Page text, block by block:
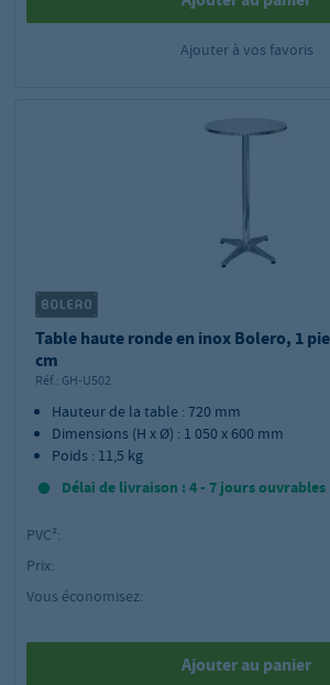
Ajouter à vos favoris
Table haute ronde en inox Bolero, 1
cm
Réf.: GH-U502
Hauteur de la table : 720 mm
Dimensions (H x Ø) : 1 050 x 600 mm
Poids : 11,5 kg
Délai de livraison : 4 - 7 jours ouvrables
PVC²:
Prix:
Vous économisez:
Ajouter au panier